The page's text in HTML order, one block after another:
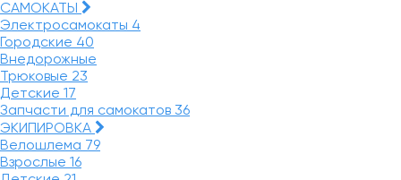
САМОКАТЫ
Электросамокаты 4
Городские 40
Внедорожные
Трюковые 23
Детские 17
Запчасти для самокатов 36
ЭКИПИРОВКА
Велошлема 79
Взрослые 16